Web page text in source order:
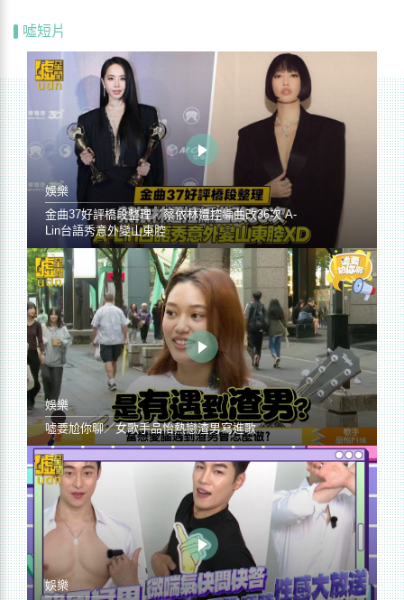
噓短片
娛樂
金曲37好評橋段整理／蔡依林遭控編曲改36次 A-
Lin台語秀意外變山東腔
娛樂
噓要尬你聊／女歌手品怡熱戀渣男寫進歌
娛樂